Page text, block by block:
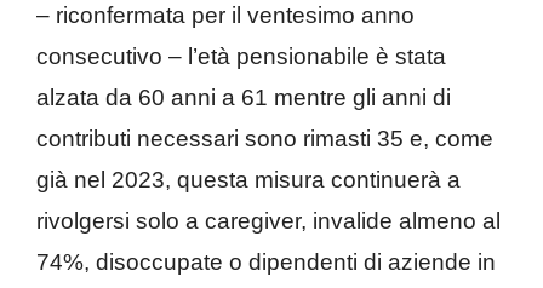
– riconfermata per il ventesimo anno
consecutivo – l’età pensionabile è stata
alzata da 60 anni a 61 mentre gli anni di
contributi necessari sono rimasti 35 e, come
già nel 2023, questa misura continuerà a
rivolgersi solo a caregiver, invalide almeno al
74%, disoccupate o dipendenti di aziende in